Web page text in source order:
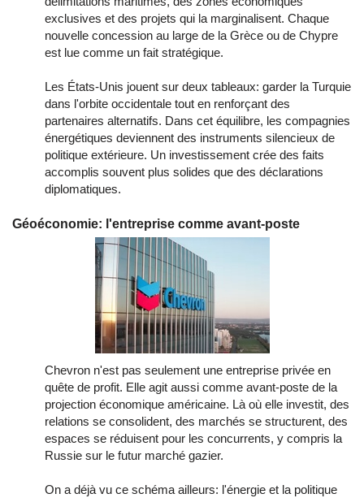
exclusives et des projets qui la marginalisent. Chaque
nouvelle concession au large de la Grèce ou de Chypre
est lue comme un fait stratégique.
Les États-Unis jouent sur deux tableaux: garder la Turquie
dans l'orbite occidentale tout en renforçant des
partenaires alternatifs. Dans cet équilibre, les compagnies
énergétiques deviennent des instruments silencieux de
politique extérieure. Un investissement crée des faits
accomplis souvent plus solides que des déclarations
diplomatiques.
Géoéconomie: l'entreprise comme avant-poste
Chevron n'est pas seulement une entreprise privée en
quête de profit. Elle agit aussi comme avant-poste de la
projection économique américaine. Là où elle investit, des
relations se consolident, des marchés se structurent, des
espaces se réduisent pour les concurrents, y compris la
Russie sur le futur marché gazier.
On a déjà vu ce schéma ailleurs: l'énergie et la politique